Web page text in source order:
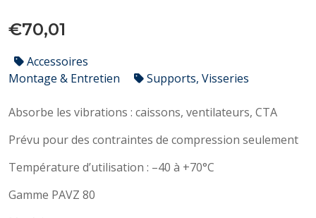
€70,01
Accessoires
Montage & Entretien
Supports, Visseries
Absorbe les vibrations : caissons, ventilateurs, CTA
Prévu pour des contraintes de compression seulement
Température d’utilisation : –40 à +70°C
Gamme PAVZ 80